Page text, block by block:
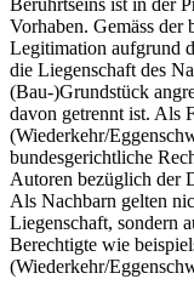
Berührtseins ist in der
Vorhaben. Gemäss der
Legitimation aufgrund
die Liegenschaft des
(Bau-)Grundstück
davon getrennt ist. Als
(Wiederkehr/
bundesgerichtliche
Autoren bezüglich der
Als Nachbarn gelten
Liegenschaft, sondern
Berechtigte wie
(Wiederkehr/